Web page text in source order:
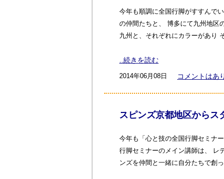
今年も順調に全国行脚がすすんで
の仲間たちと、 博多にて九州地区
九州と、それぞれにカラーがあり
..続きを読む
2014年06月08日 コメントはあ
スピンズ京都地区からス
今年も「心と技の全国行脚セミナ
行脚セミナーのメイン講師は、 レ
ンズを仲間と一緒に自分たちで創